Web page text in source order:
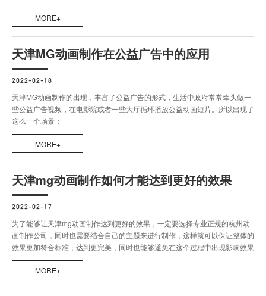
能让客户在短时间内了解我们的产品，准确定位我们的产品呢？这就需要产品
演示动画进行配合了要产品演示动画进行配合。
MORE+
天津MG动画制作在公益广告中的应用
2022-02-18
天津MG动画制作的出现，丰富了公益广告的形式，生活中政府常常牵头做一
些公益广告视频，在电影院或者一些大厅循环播放公益动画短片。所以出现了
这么一个场景：
MORE+
天津mg动画制作如何才能达到更好的效果
2022-02-17
为了能够让天津mg动画制作达到更好的效果，一定要选择专业正规的杭州动
画制作公司，同时也需要结合自己的主题来进行制作，这样就可以保证整体的
效果更加符合标准，达到更完美，同时也能够避免在这个过程中出现影响效果
的情况。
MORE+